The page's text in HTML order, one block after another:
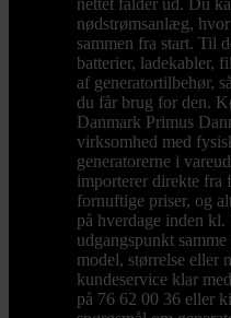
nettet falder ud. Du
nødstrømsanlæg,
sammen fra start. Til
batterier, ladekabler,
af generatortilbehør,
du får brug for den.
Danmark Primus
virksomhed med
generatorerne i
importerer direkte fra
fornuftige priser, og
på hverdage inden
udgangspunkt
model, størrelse eller
kundeservice klar
på 76 62 00 36 eller